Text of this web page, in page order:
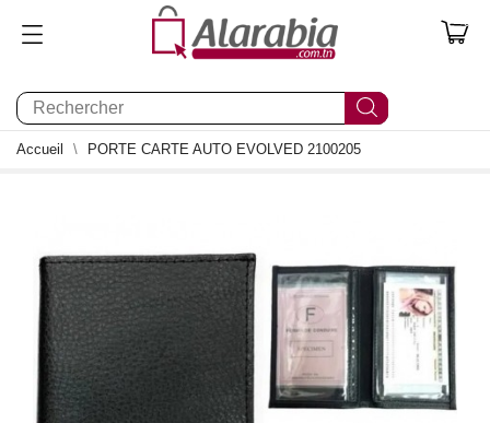
0
Accueil PORTE CARTE AUTO EVOLVED 2100205